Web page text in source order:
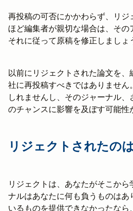
再投稿の可否にかかわらず、リ
ほど編集者が親切な場合は、そ
それに従って原稿を修正しましょ
以前にリジェクトされた論文を
社に再投稿すべきではありませ
しれませんし、そのジャーナル
のチャンスに影響を及ぼす可能性
リジェクトされたの
リジェクトは、あなたがそこか
ナルはあなたに何も負うものは
いるものを提供できなかったな